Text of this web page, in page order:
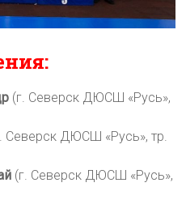
(г. Северск ДЮСШ «Русь»,
Северск ДЮСШ «Русь», тр.
(г. Северск ДЮСШ «Русь»,